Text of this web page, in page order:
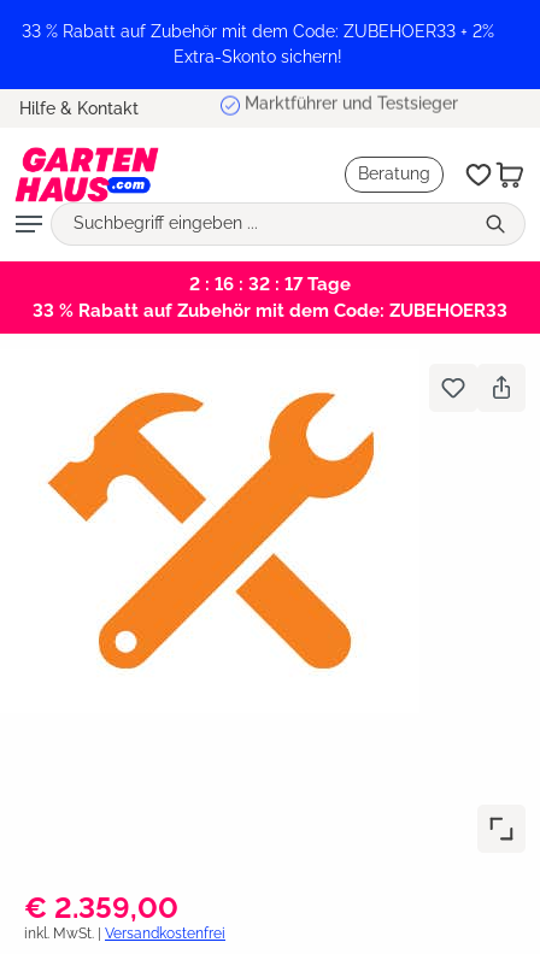
springen
33 % Rabatt auf Zubehör mit dem Code: ZUBEHOER33 + 2%
Extra-Skonto sichern!
Hilfe & Kontakt Marktführer und Testsieger
Beratung
2 : 16 : 32 : 17Tage
33 % Rabatt auf Zubehör mit dem Code: ZUBEHOER33
€ 2.359,00
inkl. MwSt. | Versandkostenfrei